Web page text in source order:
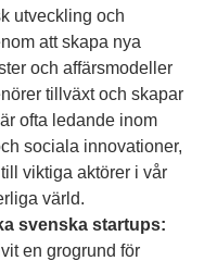
utveckling och
att skapa nya
och affärsmodeller
tillväxt och skapar
ofta ledande inom
sociala innovationer,
viktiga aktörer i vår
värld.
svenska startups:
en grogrund för